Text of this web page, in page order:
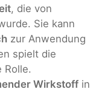
, die von
Sie kann
zur Anwendung
spielt die
Rolle.
Wirkstoff in